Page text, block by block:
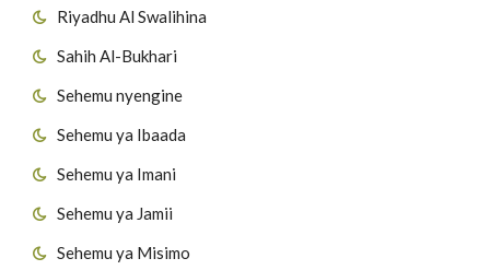
Riyadhu Al Swalihina
Sahih Al-Bukhari
Sehemu nyengine
Sehemu ya Ibaada
Sehemu ya Imani
Sehemu ya Jamii
Sehemu ya Misimo